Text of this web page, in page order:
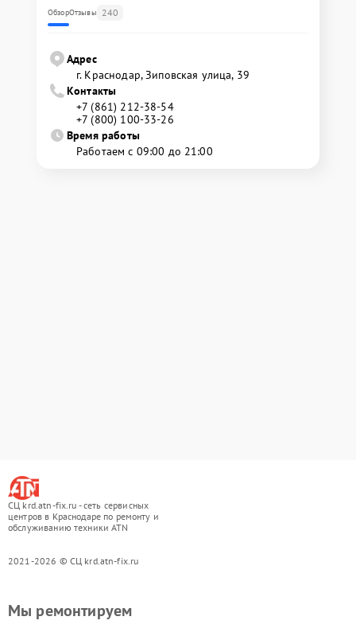
ОбзорОтзывы 240
Адрес
г. Краснодар, Зиповская улица, 39
Контакты
+7 (861) 212-38-54
+7 (800) 100-33-26
Время работы
Работаем с 09:00 до 21:00
СЦ krd.atn-fix.ru - сеть сервисных
центров в Краснодаре по ремонту и
обслуживанию техники ATN
2021-2026 © СЦ krd.atn-fix.ru
Мы ремонтируем